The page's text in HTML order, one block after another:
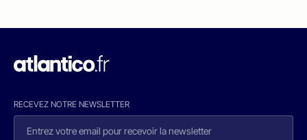
RECEVEZ NOTRE NEWSLETTER